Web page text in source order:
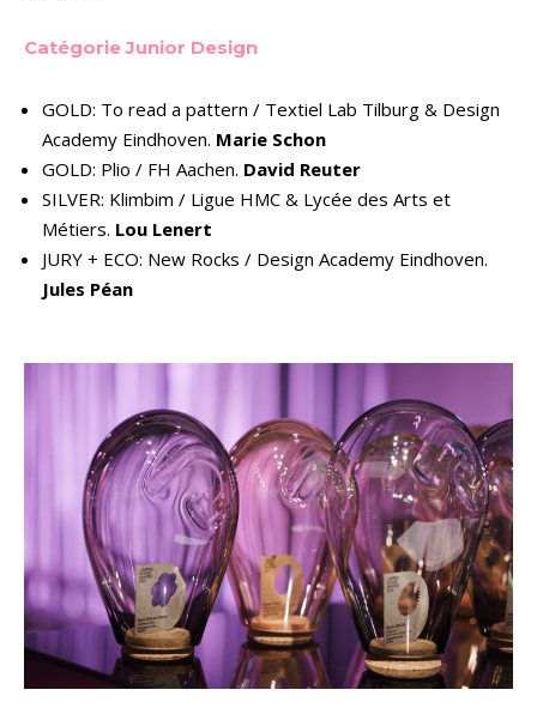
Catégorie Junior Design
GOLD: To read a pattern / Textiel Lab Tilburg & Design
Academy Eindhoven. Marie Schon
GOLD: Plio / FH Aachen. David Reuter
SILVER: Klimbim / Ligue HMC & Lycée des Arts et
Métiers. Lou Lenert
JURY + ECO: New Rocks / Design Academy Eindhoven.
Jules Péan